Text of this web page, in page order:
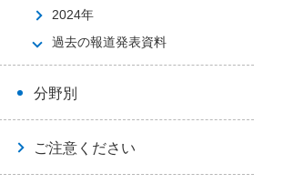
2024年
過去の報道発表資料
分野別
ご注意ください